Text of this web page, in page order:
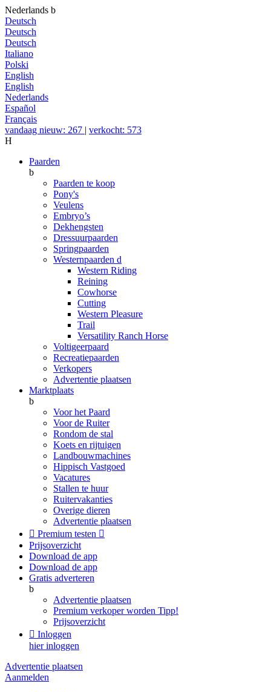
Nederlands b
Deutsch
Deutsch
Deutsch
Italiano
Polski
English
English
Nederlands
Español
Français
vandaag nieuw: 267 | verkocht: 573
H
Paarden
b
Paarden te koop
Pony's
Veulens
Embryo’s
Dekhengsten
Dressuurpaarden
Springpaarden
Westernpaarden d
Western Riding
Reining
Cowhorse
Cutting
Western Pleasure
Trail
Versatility Ranch Horse
Voltigeerpaard
Recreatiepaarden
Verkopers
Advertentie plaatsen
Marktplaats
b
Voor het Paard
Voor de Ruiter
Rondom de stal
Koets en rijtuigen
Landbouwmachines
Hippisch Vastgoed
Vacatures
Stallen te huur
Ruitervakanties
Overige dieren
Advertentie plaatsen
 Premium testen 
Prijsoverzicht
Download de app
Download de app
Gratis adverteren
b
Advertentie plaatsen
Premium verkoper worden Tipp!
Prijsoverzicht
 Inloggen
hier inloggen
Advertentie plaatsen
Aanmelden